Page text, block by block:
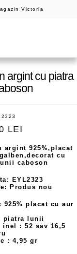
Victoria
argint cu piatra
LEI
argint 925%,placat
cu
caboson
EYL2323
Produs nou
925% placat cu aur
piatra lunii
inel : 52 sav 16,5
: 4,95 gr